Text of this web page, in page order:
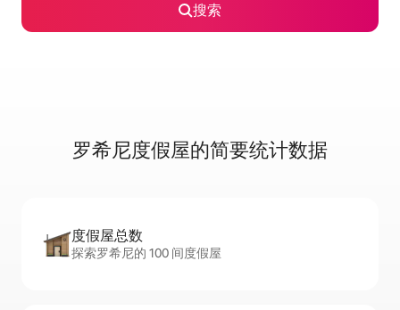
搜索
罗希尼度假屋的简要统计数据
度假屋总数
探索罗希尼的 100 间度假屋